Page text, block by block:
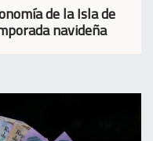
de la Isla de
navideña